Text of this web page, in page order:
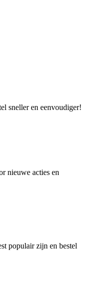
sneller en eenvoudiger!
nieuwe acties en
populair zijn en bestel